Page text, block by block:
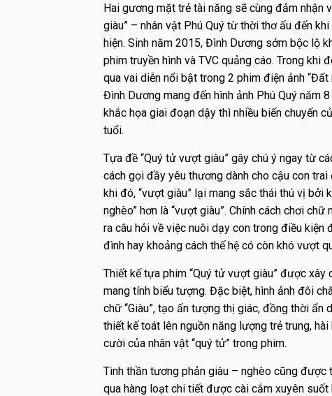
Hai gương mặt trẻ tài năng sẽ cùng đảm nhận
giàu” – nhân vật Phú Quý từ thời thơ ấu đến
hiện. Sinh năm 2015, Đình Dương sớm bộc lộ
phim truyền hình và TVC quảng cáo. Trong khi
qua vai diễn nổi bật trong 2 phim điện ảnh “Đất
Đình Dương mang đến hình ảnh Phú Quý năm
khắc họa giai đoạn dậy thì nhiều biến chuyển
tuổi.
Tựa đề “Quý tử vượt giàu” gây chú ý ngay từ
cách gọi đầy yêu thương dành cho cậu con
khi đó, “vượt giàu” lại mang sắc thái thú vị bởi
nghèo” hơn là “vượt giàu”. Chính cách chơi
ra câu hỏi về việc nuôi dạy con trong điều
đình hay khoảng cách thế hệ có còn khó vượt
Thiết kế tựa phim “Quý tử vượt giàu” được
mang tính biểu tượng. Đặc biệt, hình ảnh đôi
chữ “Giàu”, tạo ấn tượng thị giác, đồng thời
thiết kế toát lên nguồn năng lượng trẻ trung,
cười của nhân vật “quý tử” trong phim.
Tinh thần tương phản giàu – nghèo cũng
qua hàng loạt chi tiết được cài cắm xuyên